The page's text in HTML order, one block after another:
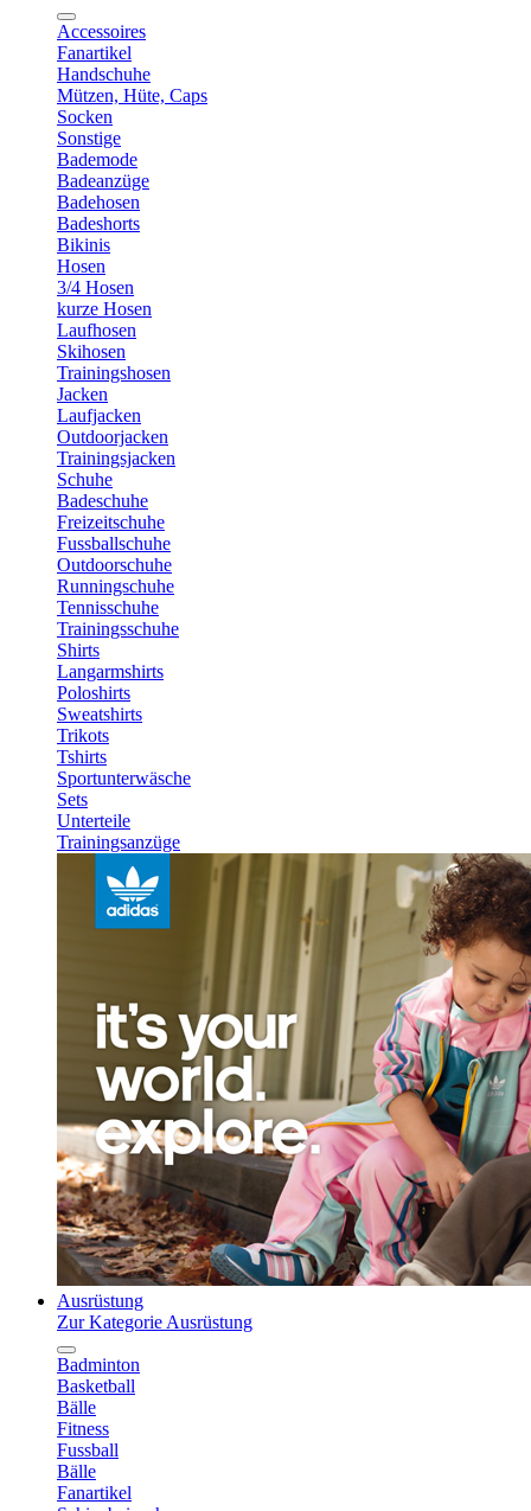
Accessoires
Fanartikel
Handschuhe
Mützen, Hüte, Caps
Socken
Sonstige
Bademode
Badeanzüge
Badehosen
Badeshorts
Bikinis
Hosen
3/4 Hosen
kurze Hosen
Laufhosen
Skihosen
Trainingshosen
Jacken
Laufjacken
Outdoorjacken
Trainingsjacken
Schuhe
Badeschuhe
Freizeitschuhe
Fussballschuhe
Outdoorschuhe
Runningschuhe
Tennisschuhe
Trainingsschuhe
Shirts
Langarmshirts
Poloshirts
Sweatshirts
Trikots
Tshirts
Sportunterwäsche
Sets
Unterteile
Trainingsanzüge
Ausrüstung
Zur Kategorie Ausrüstung
Badminton
Basketball
Bälle
Fitness
Fussball
Bälle
Fanartikel